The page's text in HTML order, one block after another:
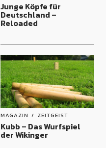
Junge Köpfe für
Deutschland –
Reloaded
MAGAZIN ZEITGEIST
Kubb – Das Wurfspiel
der Wikinger